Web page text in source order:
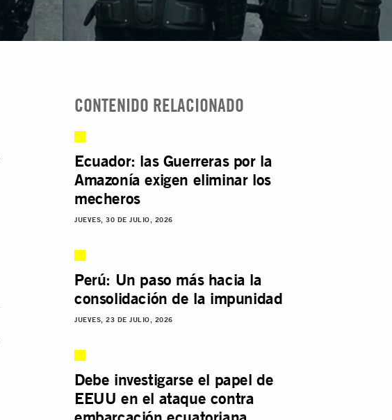
CONTENIDO RELACIONADO
Ecuador: las Guerreras por la
Amazonía exigen eliminar los
mecheros
JUEVES, 30 DE JULIO, 2026
Perú: Un paso más hacia la
consolidación de la impunidad
JUEVES, 23 DE JULIO, 2026
Debe investigarse el papel de
EEUU en el ataque contra